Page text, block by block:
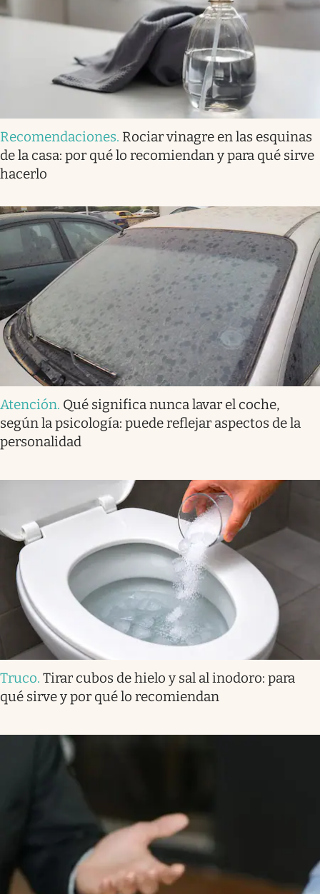
Recomendaciones. Rociar vinagre en las esquinas
de la casa: por qué lo recomiendan y para qué sirve
hacerlo
Atención. Qué significa nunca lavar el coche,
según la psicología: puede reflejar aspectos de la
personalidad
Truco. Tirar cubos de hielo y sal al inodoro: para
qué sirve y por qué lo recomiendan